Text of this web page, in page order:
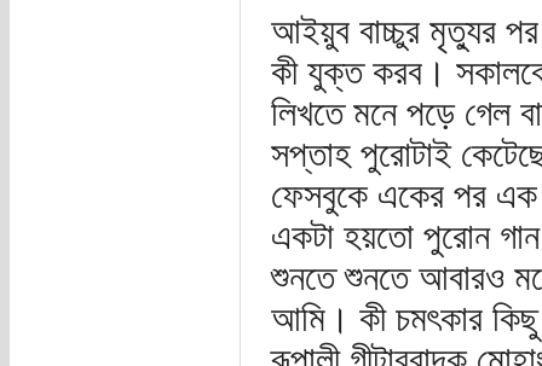
আইয়ুব বাচ্চুর মৃত্যুর
কী যুক্ত করব।
লিখতে মনে পড়ে গেল
সপ্তাহ পুরোটাই
ফেসবুকে একের পর এক
একটা হয়তো পুরোন গান
শুনতে শুনতে আবারও
আমি। কী চমৎকার